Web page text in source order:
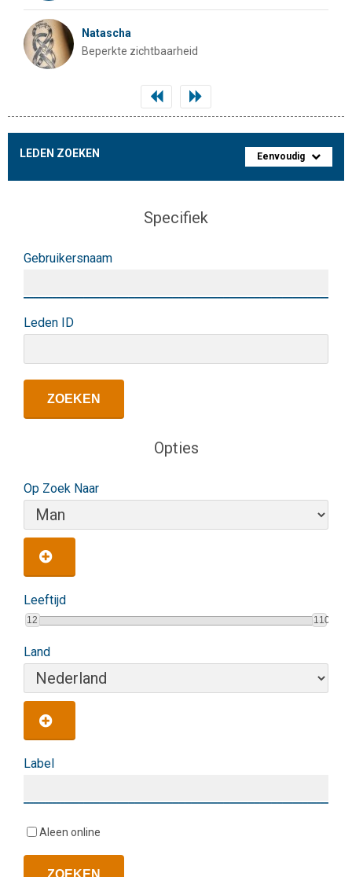
Natascha
Beperkte zichtbaarheid
LEDEN ZOEKEN Eenvoudig
Specifiek
Gebruikersnaam
Leden ID
Opties
Op Zoek Naar
Leeftijd
12 110
Land
Label
Aleen online